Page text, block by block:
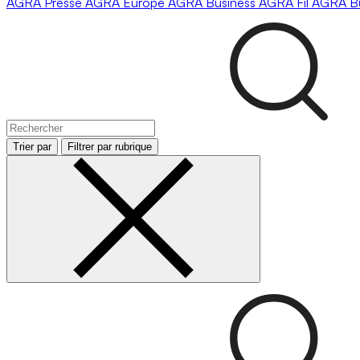
Trier par Filtrer par rubrique